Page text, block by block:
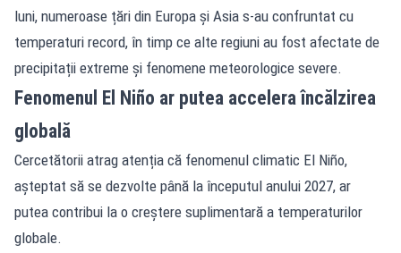
luni, numeroase țări din Europa și Asia s-au confruntat cu
temperaturi record, în timp ce alte regiuni au fost afectate de
precipitații extreme și fenomene meteorologice severe.
Fenomenul El Niño ar putea accelera încălzirea
globală
Cercetătorii atrag atenția că fenomenul climatic El Niño,
așteptat să se dezvolte până la începutul anului 2027, ar
putea contribui la o creștere suplimentară a temperaturilor
globale.